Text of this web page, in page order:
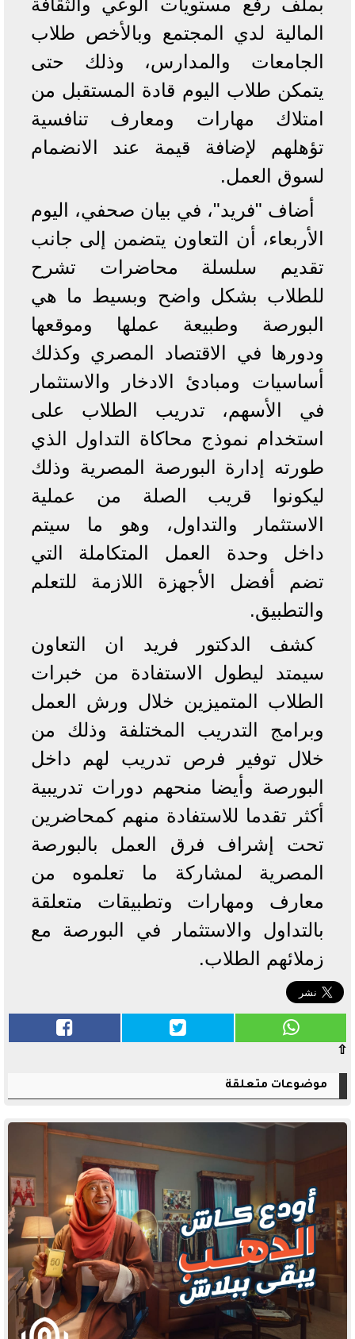
المالية لدي المجتمع وبالأخص طلاب
الجامعات والمدارس، وذلك حتى
يتمكن طلاب اليوم قادة المستقبل من
امتلاك مهارات ومعارف تنافسية
تؤهلهم لإضافة قيمة عند الانضمام
لسوق العمل.
أضاف "فريد"، في بيان صحفي، اليوم
الأربعاء، أن التعاون يتضمن إلى جانب
تقديم سلسلة محاضرات تشرح
للطلاب بشكل واضح وبسيط ما هي
البورصة وطبيعة عملها وموقعها
ودورها في الاقتصاد المصري وكذلك
أساسيات ومبادئ الادخار والاستثمار
في الأسهم، تدريب الطلاب على
استخدام نموذج محاكاة التداول الذي
طورته إدارة البورصة المصرية وذلك
ليكونوا قريب الصلة من عملية
الاستثمار والتداول، وهو ما سيتم
داخل وحدة العمل المتكاملة التي
تضم أفضل الأجهزة اللازمة للتعلم
والتطبيق.
كشف الدكتور فريد ان التعاون
سيمتد ليطول الاستفادة من خبرات
الطلاب المتميزين خلال ورش العمل
وبرامج التدريب المختلفة وذلك من
خلال توفير فرص تدريب لهم داخل
البورصة وأيضا منحهم دورات تدريبية
أكثر تقدما للاستفادة منهم كمحاضرين
تحت إشراف فرق العمل بالبورصة
المصرية لمشاركة ما تعلموه من
معارف ومهارات وتطبيقات متعلقة
بالتداول والاستثمار في البورصة مع
زملائهم الطلاب.
⇧
موضوعات متعلقة